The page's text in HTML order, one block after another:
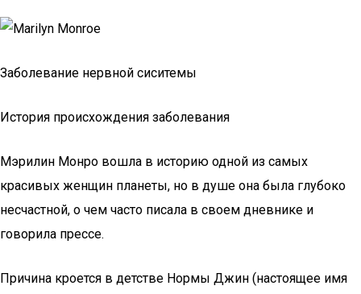
Заболевание нервной сиситемы
История происхождения заболевания
Мэрилин Монро вошла в историю одной из самых
красивых женщин планеты, но в душе она была глубоко
несчастной, о чем часто писала в своем дневнике и
говорила прессе.
Причина кроется в детстве Нормы Джин (настоящее имя